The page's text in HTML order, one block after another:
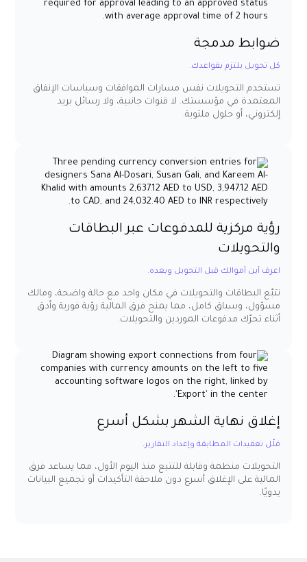
ضوابط مدمجة
كل تحويل يلتزم بقواعدك.
تستخدم التحويلات نفس مسارات الموافقات وسياسات الإنفاق
المعتمدة في مؤسستك. لا قنوات جانبية، ولا رسائل بريد
إلكتروني، أو حلول ملتوية.
رؤية مركزية للمدفوعات عبر البطاقات
والتحويلات
اعرف أين أموالك قبل التحويل وبعده.
تتبّع البطاقات والتحويلات في مكان واحد مع حالة واضحة، ومالك
مسؤول، وسياق كامل، مما يمنح فرق المالية رؤية فورية وأدق
أثناء تحرّك مدفوعات الموردين والتحويلات.
إغلاق نهاية الشهر بشكل أسرع
قلّل تعقيدات المطابقة وإعداد التقارير.
التحويلات منظمة وقابلة للتتبع منذ اليوم الأول، مما يساعد فرق
المالية على الإغلاق أسرع دون ملاحقة التأكيدات أو تجميع البيانات
يدويًا.